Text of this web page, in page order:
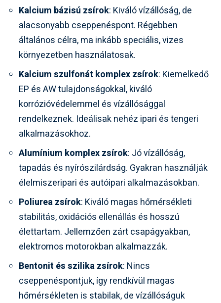
Kalcium bázisú zsírok: Kiváló vízállóság, de
alacsonyabb cseppenéspont. Régebben
általános célra, ma inkább speciális, vizes
környezetben használatosak.
Kalcium szulfonát komplex zsírok: Kiemelkedő
EP és AW tulajdonságokkal, kiváló
korrózióvédelemmel és vízállósággal
rendelkeznek. Ideálisak nehéz ipari és tengeri
alkalmazásokhoz.
Alumínium komplex zsírok: Jó vízállóság,
tapadás és nyírószilárdság. Gyakran használják
élelmiszeripari és autóipari alkalmazásokban.
Poliurea zsírok: Kiváló magas hőmérsékleti
stabilitás, oxidációs ellenállás és hosszú
élettartam. Jellemzően zárt csapágyakban,
elektromos motorokban alkalmazzák.
Bentonit és szilika zsírok: Nincs
cseppenéspontjuk, így rendkívül magas
hőmérsékleten is stabilak, de vízállóságuk